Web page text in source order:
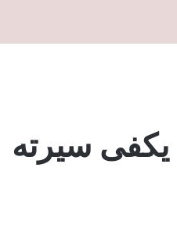
يكفى سيرته